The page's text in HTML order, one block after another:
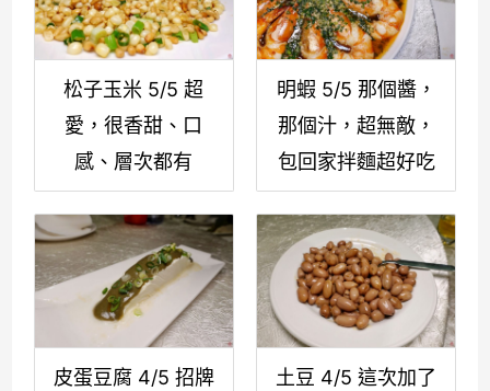
松子玉米 5/5 超
愛，很香甜、口
感、層次都有
明蝦 5/5 那個醬，
那個汁，超無敵，
包回家拌麵超好吃
皮蛋豆腐 4/5 招牌
土豆 4/5 這次加了